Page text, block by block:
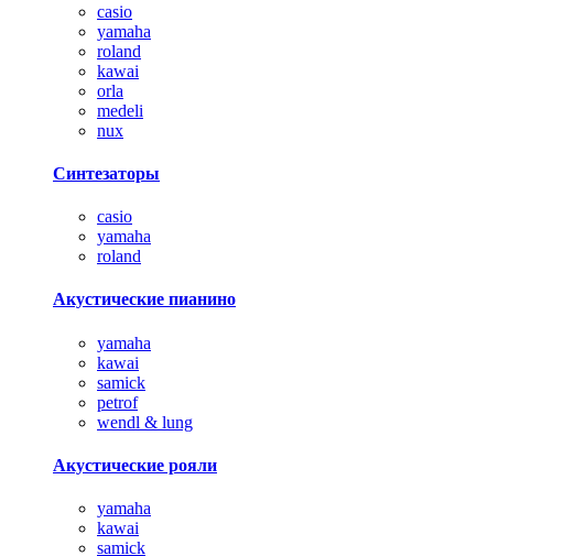
casio
yamaha
roland
kawai
orla
medeli
nux
Синтезаторы
casio
yamaha
roland
Акустические пианино
yamaha
kawai
samick
petrof
wendl & lung
Акустические рояли
yamaha
kawai
samick